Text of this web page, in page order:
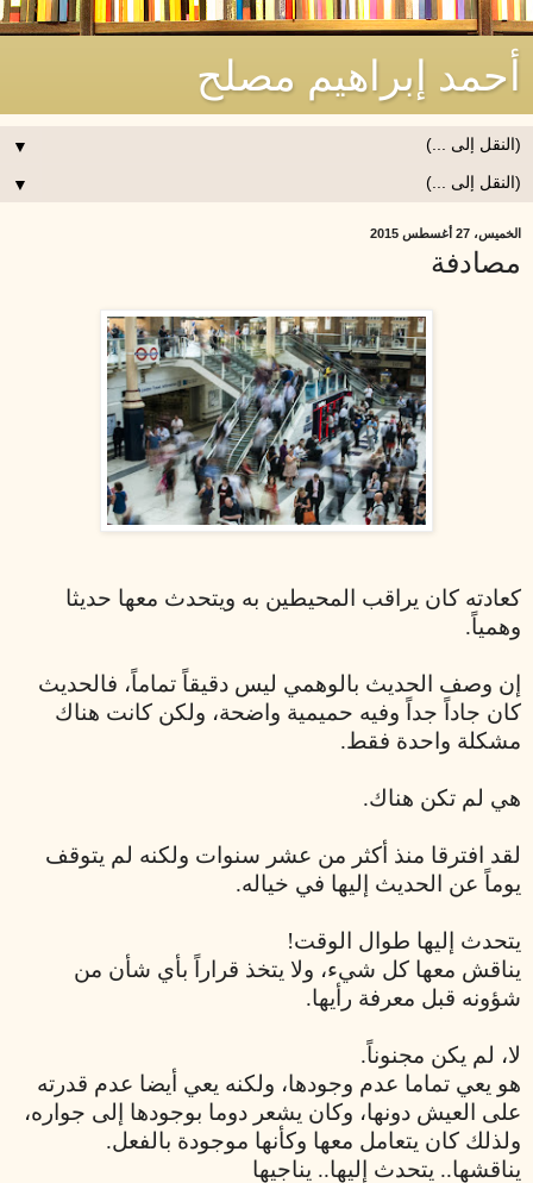
أحمد إبراهيم مصلح
▼
▼
الخميس، 27 أغسطس 2015
مصادفة
كعادته كان يراقب المحيطين به ويتحدث معها حديثا
وهمياً.
إن وصف الحديث بالوهمي ليس دقيقاً تماماً، فالحديث
كان جاداً جداً وفيه حميمية واضحة، ولكن كانت هناك
مشكلة واحدة فقط.
هي لم تكن هناك.
لقد افترقا منذ أكثر من عشر سنوات ولكنه لم يتوقف
يوماً عن الحديث إليها في خياله.
يتحدث إليها طوال الوقت!
يناقش معها كل شيء، ولا يتخذ قراراً بأي شأن من
شؤونه قبل معرفة رأيها.
لا، لم يكن مجنوناً.
هو يعي تماما عدم وجودها، ولكنه يعي أيضا عدم قدرته
على العيش دونها، وكان يشعر دوما بوجودها إلى جواره،
ولذلك كان يتعامل معها وكأنها موجودة بالفعل.
يناقشها.. يتحدث إليها.. يناجيها